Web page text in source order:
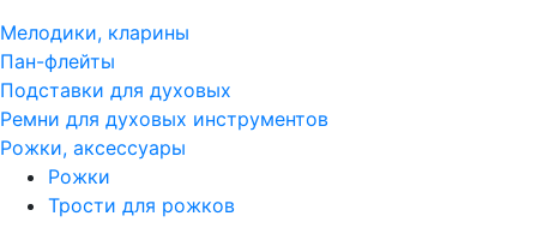
Мелодики, кларины
Пан-флейты
Подставки для духовых
Ремни для духовых инструментов
Рожки, аксессуары
Рожки
Трости для рожков